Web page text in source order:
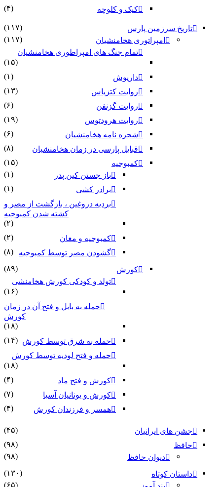
کیک و کلوچه (۴)
تاریخ سرزمین پارس
(۱۱۷)
امپراتوری هخامنشیان
(۱۱۷)
تمام جنگ های امپراطوری هخامنشیان
(۱۵)
داریوش
(۱)
روایت کتزیاس
(۱۳)
روایت گزنفن
(۶)
روایت هرودتوس
(۱۹)
شجره نامه هخامنشیان
(۶)
قبایل پارسی در زمان هخامنشیان
(۸)
کمبوجیه
(۱۵)
باز جستن کین پدر
(۱)
برادر کشی
(۱)
بردیه دروغین ، بازگشت از مصر و
کشته شدن کمبوجیه
(۲)
کمبوجیه و مغان
(۲)
گشودن مصر توسط کمبوجیه
(۸)
کورش
(۸۹)
تولد و کودکی کورش هخامنشی
(۱۶)
حمله به بابل و فتح آن در زمان
کورش
(۱۸)
حمله به شرق توسط کورش (۱۴)
حمله و فتح لودیه توسط کورش
(۱۸)
کورش و فتح ماد
(۴)
کورش و یونانیان آسیا
(۷)
همسر و فرزندان کورش
(۴)
جشن های ایرانیان
(۴۵)
حافظ
(۹۸)
دیوان حافظ
(۹۸)
داستان کوتاه
(۱۳۰)
(۶۵)